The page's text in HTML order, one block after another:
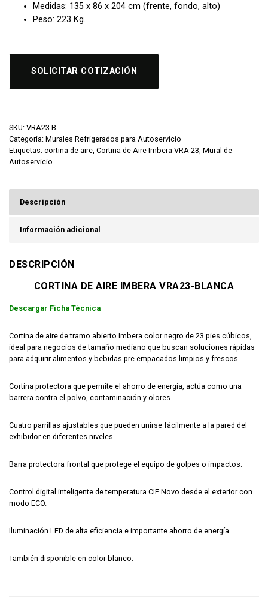
Medidas: 135 x 86 x 204 cm (frente, fondo, alto)
Peso: 223 Kg.
SOLICITAR COTIZACIÓN
SKU: VRA23-B
Categoría: Murales Refrigerados para Autoservicio
Etiquetas: cortina de aire Cortina de Aire Imbera VRA-23 Mural de
Autoservicio
Descripción
Información adicional
DESCRIPCIÓN
CORTINA DE AIRE IMBERA VRA23-BLANCA
Descargar Ficha Técnica
Cortina de aire de tramo abierto Imbera color negro de 23 pies cúbicos,
ideal para negocios de tamaño mediano que buscan soluciones rápidas
para adquirir alimentos y bebidas pre-empacados limpios y frescos.
Cortina protectora que permite el ahorro de energía, actúa como una
barrera contra el polvo, contaminación y olores.
Cuatro parrillas ajustables que pueden unirse fácilmente a la pared del
exhibidor en diferentes niveles.
Barra protectora frontal que protege el equipo de golpes o impactos.
Control digital inteligente de temperatura CIF Novo desde el exterior con
modo ECO.
Iluminación LED de alta eficiencia e importante ahorro de energía.
También disponible en color blanco.